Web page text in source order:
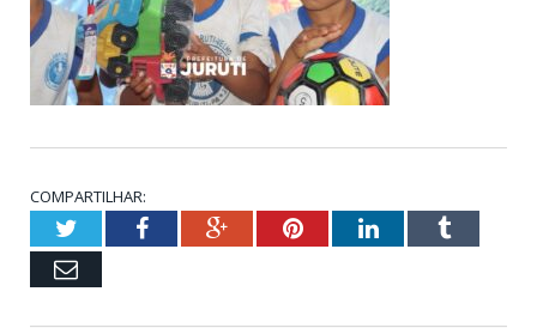
COMPARTILHAR:
TwitterFacebookGoogle+PinterestLinkedInTumblr
Email